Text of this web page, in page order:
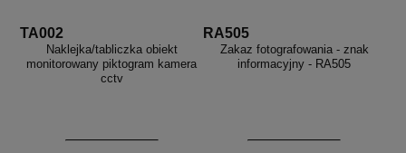
TA002
Naklejka/tabliczka obiekt
monitorowany piktogram kamera
cctv
RA505
Zakaz fotografowania - znak
informacyjny - RA505